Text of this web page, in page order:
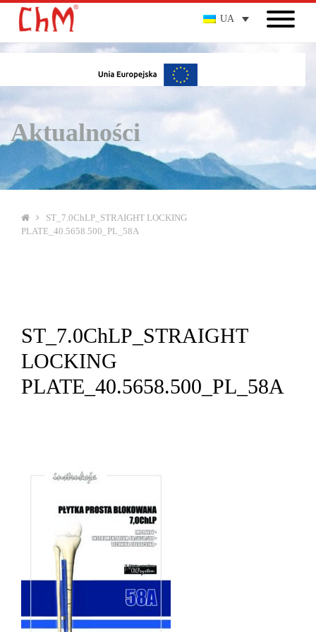
UA
Aktualności
ST_7.0ChLP_STRAIGHT LOCKING
PLATE_40.5658.500_PL_58A
ST_7.0ChLP_STRAIGHT
LOCKING
PLATE_40.5658.500_PL_58A